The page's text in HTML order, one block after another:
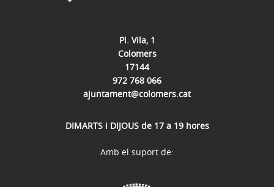
Pl. Vila, 1
Colomers
17144
972 768 066
ajuntament@colomers.cat
DIMARTS i DIJOUS de 17 a 19 hores
Amb el suport de: